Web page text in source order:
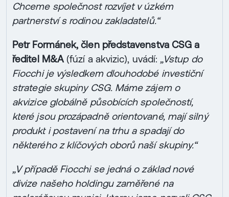
Chceme společnost rozvíjet v úzkém
partnerství s rodinou zakladatelů.“
Petr Formánek, člen představenstva CSG a
ředitel M&A(fúzí a akvizic), uvádí: „Vstup do
Fiocchi je výsledkem dlouhodobé investiční
strategie skupiny CSG. Máme zájem o
akvizice globálně působících společností,
které jsou prozápadně orientované, mají silný
produkt i postavení na trhu a spadají do
některého z klíčových oborů naší skupiny.“
„V případě Fiocchi se jedná o základ nové
divize našeho holdingu zaměřené na